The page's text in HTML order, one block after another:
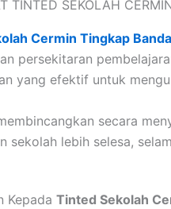
Cermin Tingkap
persekitaran
yang efektif untuk
secara
sekolah lebih selesa,
Kepada Tinted Sekolah